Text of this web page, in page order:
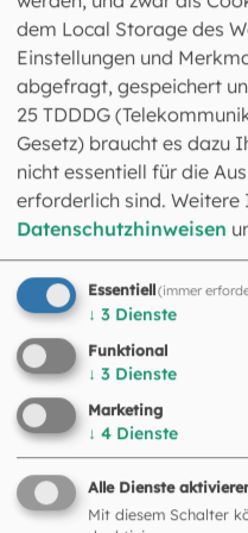
oder per Mail. Während
Sprechstunde an jedem
bis 17 Uhr beantworten
unter 089 / 2137-2249
NFP-
Familienplanung
Leitung: Natalie Oel
Schrammerstraße 3
089 2137-2249
nfp@eomuc.de
dem Local Storage des
Einstellungen und
abgefragt, gespeichert
25 TDDDG
Gesetz) braucht es dazu
nicht essentiell für die
erforderlich sind.
Datenschutzhinweisen
Essentiell(immer
↓ 3 Dienste
Funktional
↓ 3 Dienste
Marketing
↓ 4 Dienste
Alle Dienste
Mit diesem Schalter